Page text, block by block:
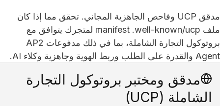
مدقق UCP وفاحص الجاهزية المجاني. تحقق مما إذا كان
ملف manifest .well-known/ucp لمتجرك يتوافق مع
بروتوكول التجارة الشاملة، بما في ذلك مدفوعات AP2
Agent والقدرة على الطلب وربط الهوية وجاهزية وكلاء AI.
مدقق ومختبر بروتوكول التجارة
الشاملة (UCP)